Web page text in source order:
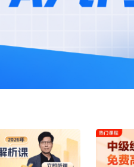
国际竞赛
CPA | ACCA | CFA | 税务师
税务师